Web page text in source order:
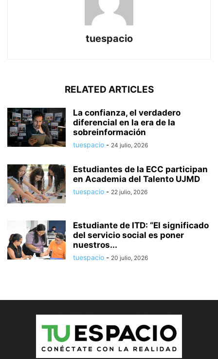
tuespacio
RELATED ARTICLES
La confianza, el verdadero
diferencial en la era de la
sobreinformación
tuespacio - 24 julio, 2026
Estudiantes de la ECC participan
en Academia del Talento UJMD
tuespacio - 22 julio, 2026
Estudiante de ITD: “El significado
del servicio social es poner
nuestros...
tuespacio - 20 julio, 2026